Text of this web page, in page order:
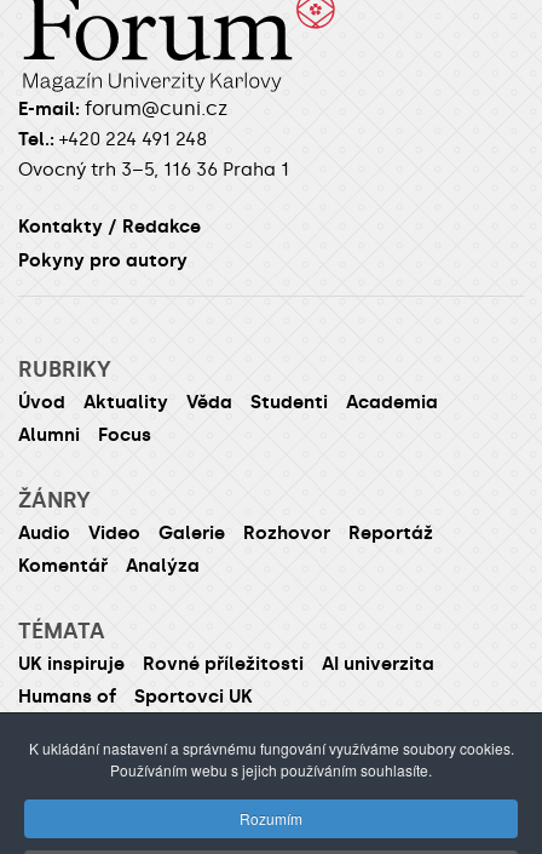
E-mail: forum@cuni.cz
Tel.: +420 224 491 248
Ovocný trh 3–5, 116 36 Praha 1
Kontakty / Redakce
Pokyny pro autory
RUBRIKY
Úvod Aktuality Věda Studenti
Academia
Alumni
Focus
ŽÁNRY
Audio Video Galerie Rozhovor
Reportáž
Komentář
Analýza
TÉMATA
UK inspiruje Rovné příležitosti
AI univerzita
Humans of
Sportovci UK
Publikování nebo šíření obsahu je zakázáno bez
K ukládání nastavení a správnému fungování využíváme soubory cookies.
Používáním webu s jejich používáním souhlasíte.
Rozumím